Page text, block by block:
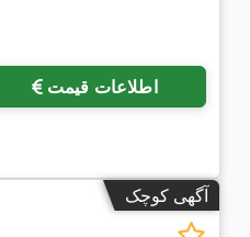
اطلاعات قیمت
آگهی کوچک